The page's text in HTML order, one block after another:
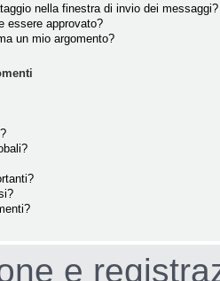
nella finestra di invio dei messaggi?
essere approvato?
un mio argomento?
e